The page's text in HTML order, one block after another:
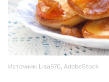
Источник: Lisa870, AdobeStock